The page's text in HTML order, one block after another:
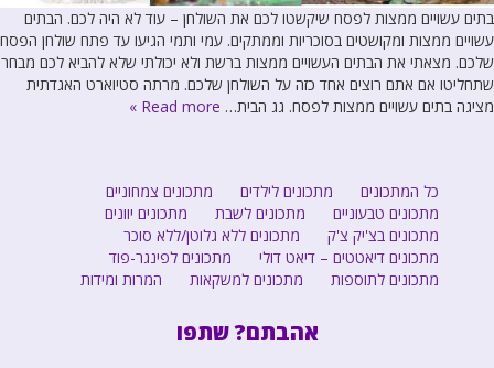
בתים עשויים ממצות לפסח שיקשטו לכם את השולחן – עוד לא היה לכם. הבתים
עשויים ממצות ומקושטים בסוכריות וממתקים. עמי ותמי הגיעו עד פתח שולחן הפסח
שלכם. מצאתי את הבתים העשויים ממצות ברשת ולא יכולתי שלא להביא לכם מבחר
שתחליטו אם אתם רוצים אחד כזה על השולחן שלכם. מרתה סטיוארט האגדתית
מציגה בתים עשויים ממצות לפסח. גג הבית… Read more »
כל המתכונים מתכונים לילדים
מתכונים צמחוניים
מתכונים טבעוניים
מתכונים לשבת
מתכונים יוונים
מתכונים בצ'יק צ'ק
מתכונים ללא גלוטן/ללא סוכר
מתכונים דיאטטים – דיאט דולי
מתכונים לפינגר-פוד
מתכונים לתוספות
מתכונים למשקאות המרות ומידות
אהבתם? שתפו